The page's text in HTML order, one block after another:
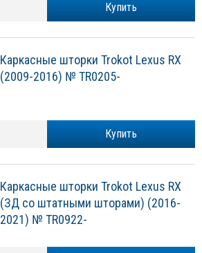
Купить
Каркасные шторки Trokot Lexus RX
(2009-2016) № TR0205-
Купить
Каркасные шторки Trokot Lexus RX
(ЗД со штатными шторами) (2016-
2021) № TR0922-